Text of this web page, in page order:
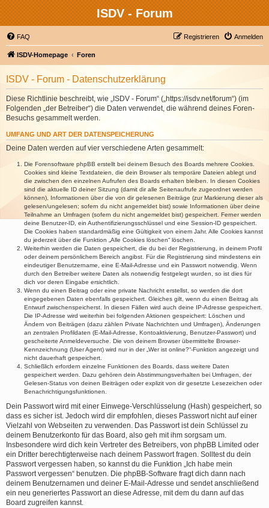
ISDV - Forum
FAQ Anmelden
Registrieren
ISDV-Homepage Foren
ISDV - Forum - Datenschutzerklärung
Diese Richtlinie beschreibt, wie „ISDV - Forum“ („https://isdv.net/forum“) (im
Folgenden „der Betreiber“) die Daten verwendet, die während deines Foren-
Besuchs gesammelt werden.
UMFANG UND ART DER DATENSPEICHERUNG
Deine Daten werden auf vier verschiedene Arten gesammelt:
Die Forensoftware phpBB erstellt bei deinem Besuch des Boards mehrere Cookies.
Cookies sind kleine Textdateien, die dein Browser als temporäre Dateien ablegt und
die zwischen den einzelnen Aufrufen des Boards erhalten bleiben. In diesen Cookies
sind die aktuelle ID deiner Sitzung (damit dir alle Seitenaufrufe zugeordnet werden
können), Informationen über die von dir gelesenen Beiträge (zur Markierung dieser als
gelesen/ungelesen; sofern du nicht angemeldet bist) sowie Informationen über deine
Teilnahme an Umfragen (sofern du nicht angemeldet bist) gespeichert. Ferner werden
deine Benutzer-ID, ein Authentifizierungsschlüssel und eine Session-ID gespeichert.
Die Cookies haben standardmäßig eine Gültigkeit von einem Jahr. Alle Cookies kannst
du jederzeit über die Funktion „Alle Cookies löschen“ löschen.
Weiterhin werden die Daten gespeichert, die du bei der Registrierung, in deinem Profil
oder deinem persönlichem Bereich angibst. Für die Registrierung sind mindestens ein
eindeutiger Benutzername, eine E-Mail-Adresse und ein Passwort notwendig. Wenn
durch den Betreiber weitere Daten als notwendig festgelegt wurden, so ist dies für
dich vor deren Eingabe ersichtlich.
Wenn du einen Beitrag oder eine private Nachricht erstellst, so werden die dort
eingegebenen Daten ebenfalls gespeichert. Gleiches gilt, wenn du einen Beitrag als
Entwurf zwischenspeicherst. In diesen Fällen wird auch deine IP-Adresse gespeichert.
Die IP-Adresse wird weiterhin bei folgenden Aktionen gespeichert: Löschen und
Ändern von Beiträgen (dazu zählen Private Nachrichten und Umfragen), Änderungen
an zentralen Profildaten (E-Mail-Adresse, Kontoaktivierung, Benutzer-Passwort) und
gescheiterte Anmeldeversuche. Die von deinem Browser übermittelte Browser-
Kennzeichnung (User Agent) wird nur in der „Wer ist online?“-Funktion angezeigt und
nicht dauerhaft gespeichert.
Schließlich erfordern einzelne Funktionen des Boards, dass weitere Daten
gespeichert werden. Dazu gehören dein Abstimmungsverhalten bei Umfragen, der
Gelesen-Status von deinen Beiträgen oder explizit von dir gesetzte Lesezeichen oder
Benachrichtigungsfunktionen.
Dein Passwort wird mit einer Einwege-Verschlüsselung (Hash) gespeichert, so
dass es sicher ist. Jedoch wird dir empfohlen, dieses Passwort nicht auf einer
Vielzahl von Webseiten zu verwenden. Das Passwort ist dein Schlüssel zu
deinem Benutzerkonto für das Board, also geh mit ihm sorgsam um.
Insbesondere wird dich kein Vertreter des Betreibers, von phpBB Limited oder
ein Dritter berechtigterweise nach deinem Passwort fragen. Solltest du dein
Passwort vergessen haben, so kannst du die Funktion „Ich habe mein
Passwort vergessen“ benutzen. Die phpBB-Software fragt dich dann nach
deinem Benutzernamen und deiner E-Mail-Adresse und sendet anschließend
ein neu generiertes Passwort an diese Adresse, mit dem du dann auf das
Board zugreifen kannst.